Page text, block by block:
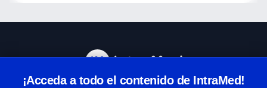
¡Acceda a todo el contenido de IntraMed!